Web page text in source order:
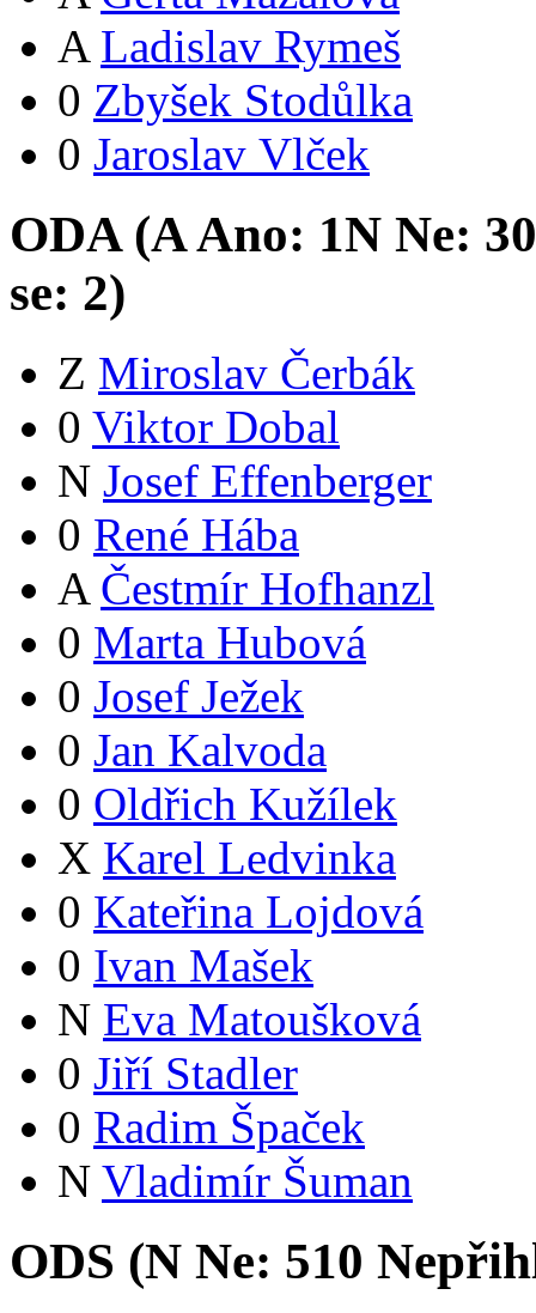
A Ladislav Rymeš
0 Zbyšek Stodůlka
0 Jaroslav Vlček
ODA (AAno: 1N Ne: 30
se: 2)
Z Miroslav Čerbák
0 Viktor Dobal
N Josef Effenberger
0 René Hába
A Čestmír Hofhanzl
0 Marta Hubová
0 Josef Ježek
0 Jan Kalvoda
0 Oldřich Kužílek
X Karel Ledvinka
0 Kateřina Lojdová
0 Ivan Mašek
N Eva Matoušková
0 Jiří Stadler
0 Radim Špaček
N Vladimír Šuman
ODS (N Ne: 510